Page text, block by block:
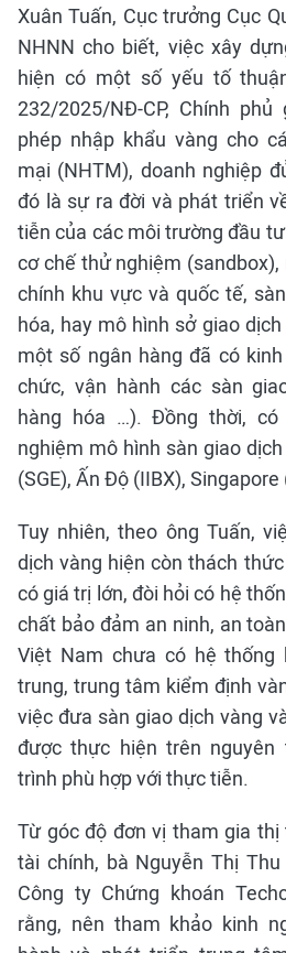
Xuân Tuấn, Cục trưởng Cục
NHNN cho biết, việc xây
hiện có một số yếu tố
232/2025/NĐ-CP, Chính
phép nhập khẩu vàng cho
mại (NHTM), doanh nghiệp
đó là sự ra đời và phát triển
tiễn của các môi trường đầu
cơ chế thử nghiệm
chính khu vực và quốc tế,
hóa, hay mô hình sở giao
một số ngân hàng đã có
chức, vận hành các sàn
hàng hóa …). Đồng thời,
nghiệm mô hình sàn giao
(SGE), Ấn Độ (IIBX),
Tuy nhiên, theo ông Tuấn,
dịch vàng hiện còn thách
có giá trị lớn, đòi hỏi có hệ
chất bảo đảm an ninh, an
Việt Nam chưa có hệ
trung, trung tâm kiểm định
việc đưa sàn giao dịch vàng
được thực hiện trên
trình phù hợp với thực tiễn.
Từ góc độ đơn vị tham gia
tài chính, bà Nguyễn Thị
Công ty Chứng khoán
rằng, nên tham khảo kinh